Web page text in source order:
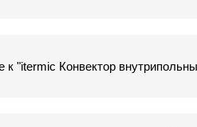
"itermic Конвектор